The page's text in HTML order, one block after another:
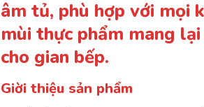
âm tủ, phù hợp với mọi
mùi thực phẩm mang
cho gian bếp.
Giời thiệu sản phẩm